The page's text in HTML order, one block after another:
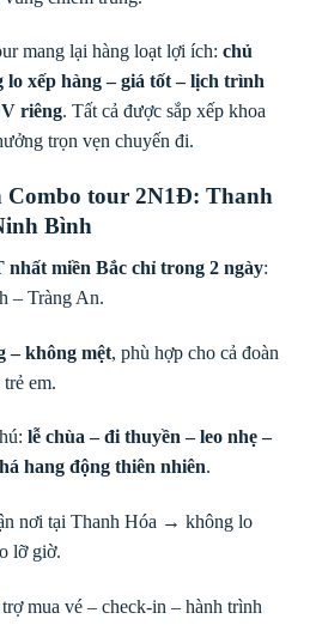
mang lại hàng loạt lợi ích: chủ
lo xếp hàng – giá tốt – lịch trình
riêng. Tất cả được sắp xếp khoa
trọn vẹn chuyến đi.
Combo tour 2N1Đ: Thanh
Bình
miền Bắc chỉ trong 2 ngày:
– Tràng An.
– không mệt, phù hợp cho cả đoàn
em.
lễ chùa – đi thuyền – leo nhẹ –
hang động thiên nhiên.
nơi tại Thanh Hóa → không lo
lỡ giờ.
mua vé – check-in – hành trình